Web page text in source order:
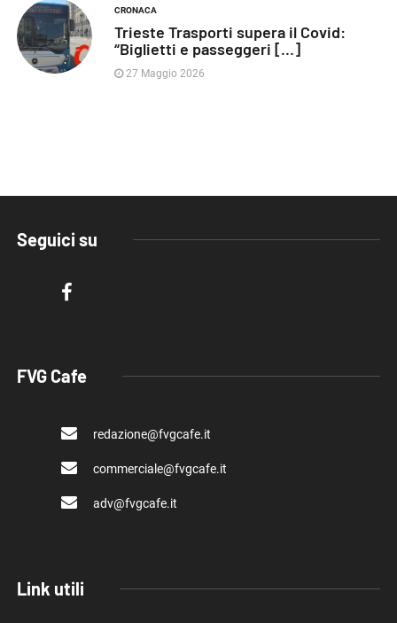
CRONACA
Trieste Trasporti supera il Covid:
“Biglietti e passeggeri [...]
27 Maggio 2026
Seguici su
FVG Cafe
redazione@fvgcafe.it
commerciale@fvgcafe.it
adv@fvgcafe.it
Link utili